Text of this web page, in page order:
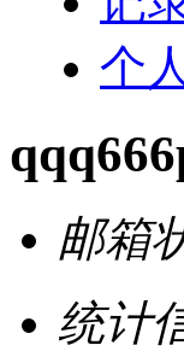
个
邮箱
统计